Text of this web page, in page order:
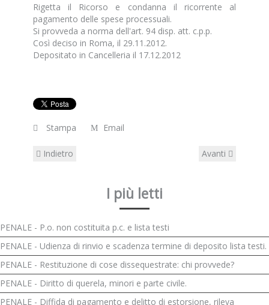
Rigetta il Ricorso e condanna il ricorrente al
pagamento delle spese processuali.
Si provveda a norma dell'art. 94 disp. att. c.p.p.
Così deciso in Roma, il 29.11.2012.
Depositato in Cancelleria il 17.12.2012
Stampa Email
Indietro Avanti
I più letti
PENALE - P.o. non costituita p.c. e lista testi
PENALE - Udienza di rinvio e scadenza termine di deposito lista testi.
PENALE - Restituzione di cose dissequestrate: chi provvede?
PENALE - Diritto di querela, minori e parte civile.
PENALE - Diffida di pagamento e delitto di estorsione, rileva